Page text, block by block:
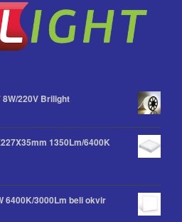
8W/220V Brilight
1350Lm/6400K
6400K/3000Lm beli okvir